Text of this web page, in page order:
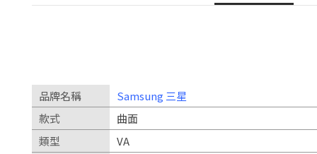
品牌名稱
Samsung 三星
款式
曲面
類型
VA